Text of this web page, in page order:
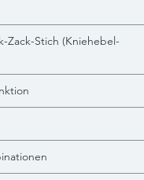
Zack-Stich (Kniehebel-